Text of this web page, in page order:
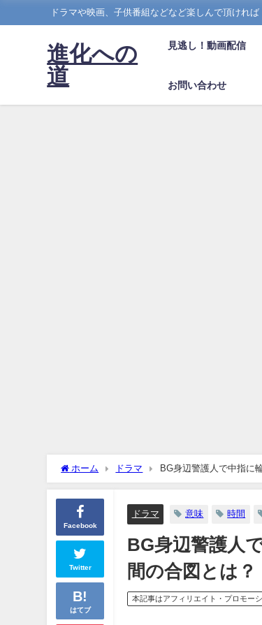
ドラマや映画、子供番組などなど楽しんで頂ければ
進化への
道
見逃し！動画配信
お問い合わせ
ホーム ドラマ BG身辺警護人で中指に
Facebook
Twitter
はてブ
ドラマ 意味 時間
BG身辺警護人
間の合図とは？
本記事はアフィリエイト・プロモー